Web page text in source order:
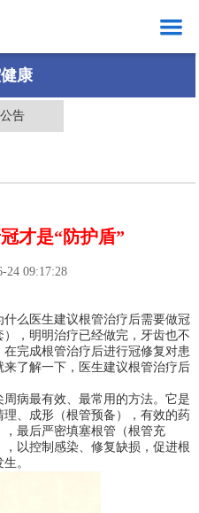
康
告
才是“防护盾”
24 09:17:28
么医生建议根管治疗后需要做冠
，明明治疗已经做完，牙齿也不
完成根管治疗后进行冠修复对患
了解一下，医生建议根管治疗后
病最有效、最常用的方法。它是
、成形（根管预备），有效的药
最后严密填塞根管（根管充
以控制感染、修复缺损，促进根
。